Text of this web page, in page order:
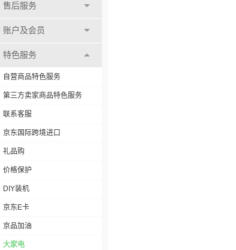
售后服务
账户及会员
特色服务
自营商品特色服务
第三方卖家商品特色服务
联系客服
京东国际跨境进口
礼品购
价格保护
DIY装机
京东E卡
京品加油
大家电